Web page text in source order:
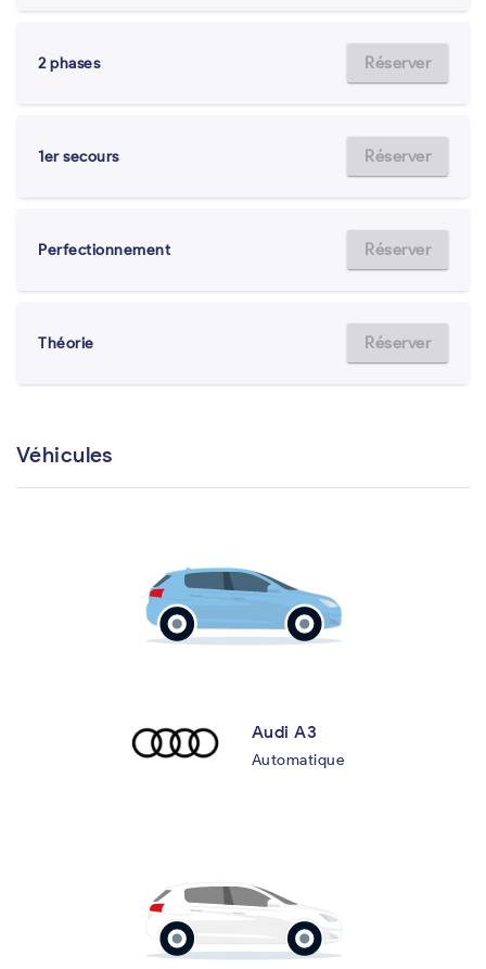
2 phases Réserver
1er secours Réserver
Perfectionnement Réserver
Théorie Réserver
Véhicules
Audi A3
Automatique